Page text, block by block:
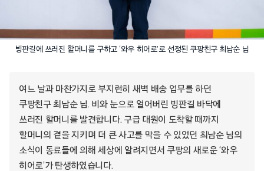
빙판길에 쓰러진 할머니를 구하고 ‘와우 히어로’로 선정된 쿠팡친구 최남순 님
여느 날과 마찬가지로 부지런히 새벽 배송 업무를 하던
쿠팡친구 최남순 님. 비와 눈으로 얼어버린 빙판길 바닥에
쓰러진 할머니를 발견합니다. 구급 대원이 도착할 때까지
할머니의 곁을 지키며 더 큰 사고를 막을 수 있었던 최남순 님의
소식이 동료들에 의해 세상에 알려지면서 쿠팡의 새로운 ‘와우
히어로’가 탄생하였습니다.